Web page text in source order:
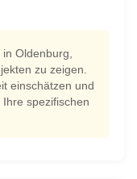
Oldenburg,
zu zeigen.
einschätzen und
spezifischen